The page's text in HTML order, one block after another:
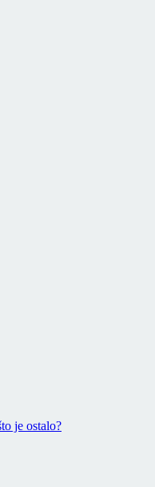
je ostalo?